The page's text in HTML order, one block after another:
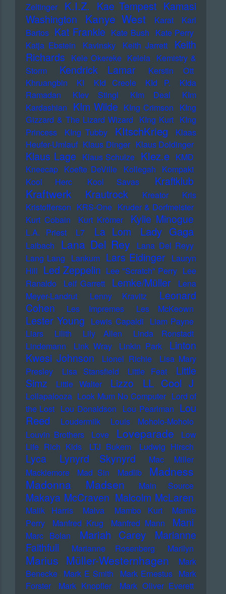
Zeltinger
K.I.Z. Kae Tempest Kamasi
Washington
Kanye West Karat
Karl
Bartos Kat Frankie Kate Bush Kate Perry
Katja Ebstein
Kavinsky Keith Jarrett
Keith
Richards Kele Okereke Kelela Kemistry &
Storm
Kendrick Lamar
Kerstin Ott
Khruangbin
KI KId Creole KId P.
KIda
Ramadan
KIev Stingl KIm Deal
KIm
Kardashian KIm Wilde KIng Crimson KIng
Gizzard & The Lizard Wizard KIng Kurt KIng
Princess
KIng Tubby KItschKrieg
Klaas
Heufer-Umlauf Klaus Dinger Klaus Doldinger
Klaus Lage Klaus Schulze Klez.e KMD
Kneecap Koefte DeVille Kollegah Kompakt
Kool Herc
Kool Savas Kraftklub
Kraftwerk Krautrock Kreator
Kris
Kristofferson KRS-One Kruder & Dorfmeister
Kurt Cobain
Kurt Krömer Kylie Minogue
L.A. Priest L7 La Lom Lady Gaga
Laibach Lana Del Rey
Lana Del Reyy
Lang Lang Lankum Lars Eidinger Lauryn
Hill Led Zeppelin Lee "Scratch" Perry Lee
Ranaldo
Leif Garrett Lemke/Müller
Lena
Meyer-Landrut
Lenny Kravitz
Leonard
Cohen
Les Impremes Les McKeown
Lester Young Lewis Capaldi Liam Payne
Liars
Lilith Lily Allen
Linda Ronstadt
Lindemann
Link Wray Linkin Park
Linton
Kwesi Johnson
Lionel Richie
Lisa Mary
Presley
Lisa Stansfield Little Feat
Little
Simz
Little Walter Lizzo LL Cool J
Lollapalooza Look Mum No Computer Lord of
the Lost Lou Donaldson Lou Pearlman Lou
Reed
Loudermilk
Louis Moholo-Moholo
Louvin Brothers
Love Loveparade
Low
Life Rich Kids
LTJ Bukem Ludwig Hirsch
Lyca Lynyrd Skynyrd
Mac Miller
Macklemore
Mad Sin Madlib
Madness
Madonna
Madsen Main Source
Makaya McCraven Malcolm McLaren
Malik Harris Malva Mambo Kurt
Mamie
Perry
Manfred Krug Manfred Mann Mani
Marc Bolan Mariah Carey
Marianne
Faithfull
Marianne Rosenberg Marilyn
Marius Müller-Westernhagen
Mark
Benecke Mark E Smith Mark Ernestus Mark
Forster
Mark Knopfler
Mark Oliver Everett